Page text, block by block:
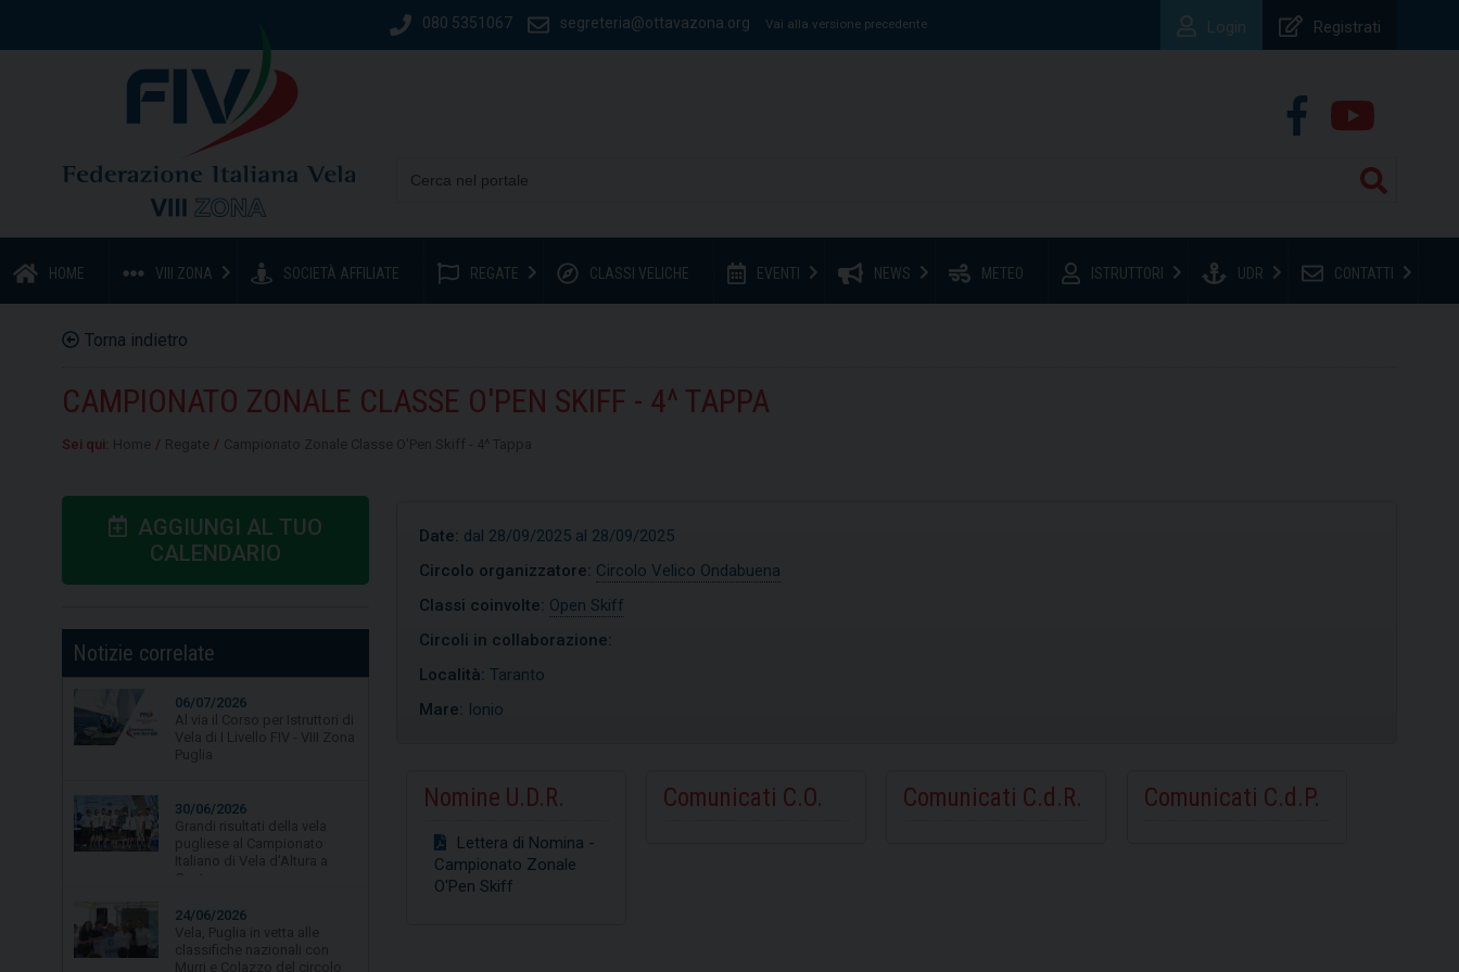
080 5351067 segreteria@ottavazona.org Vai alla versione precedente Registrati
Login
HOME VIII ZONA SOCIETÀ AFFILIATE REGATE CLASSI VELICHE EVENTI NEWS METEO ISTRUTTORI UDR CONTATTI
Torna indietro
CAMPIONATO ZONALE CLASSE O'PEN SKIFF - 4^ TAPPA
Sei qui: / /
AGGIUNGI AL TUO
CALENDARIO
Notizie correlate
06/07/2026
30/06/2026
24/06/2026
Date: dal 28/09/2025 al 28/09/2025
Circolo organizzatore: Circolo Velico Ondabuena
Classi coinvolte: Open Skiff
Circoli in collaborazione:
Località: Taranto
Mare: Ionio
Nomine U.D.R.
Lettera di Nomina -
Campionato Zonale
O'Pen Skiff
Comunicati C.O. Comunicati C.d.R. Comunicati C.d.P.